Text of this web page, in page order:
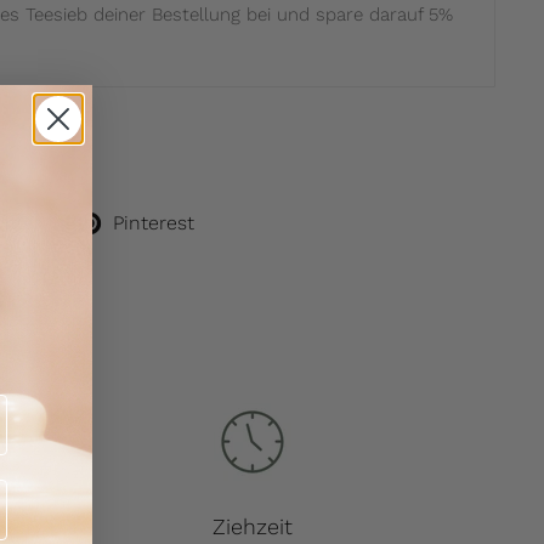
Teesieb deiner Bestellung bei und spare darauf 5%
Pinterest
Ziehzeit